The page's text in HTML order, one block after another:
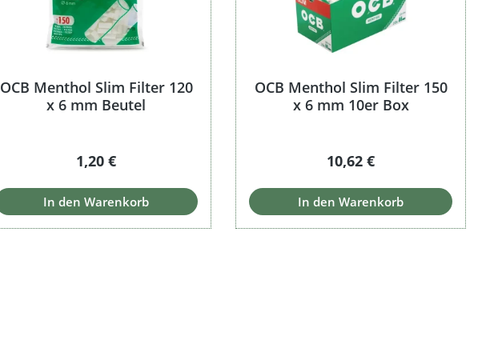
OCB Menthol Slim Filter 120
x 6 mm Beutel
Regulärer Preis:
1,20 €
In den Warenkorb
OCB Menthol Slim Filter 150
x 6 mm 10er Box
Regulärer Preis:
10,62 €
In den Warenkorb